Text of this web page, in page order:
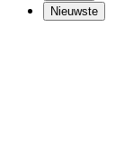
Nieuwste